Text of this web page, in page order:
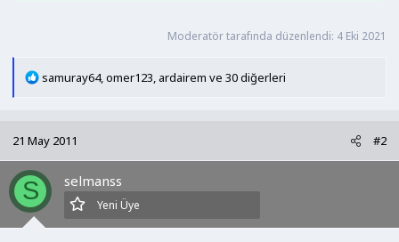
Moderatör tarafında düzenlendi: 4 Eki 2021
T
i
l
e
r
samuray64, omer123 ardairem ve 30 diğerleri
21 May 2011 #2
S selmanss
Yeni Üye